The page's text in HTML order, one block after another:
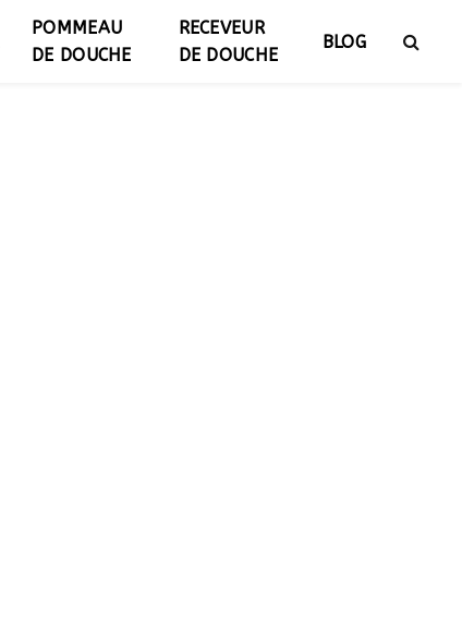
POMMEAU
DE DOUCHE
RECEVEUR
DE DOUCHE
BLOG